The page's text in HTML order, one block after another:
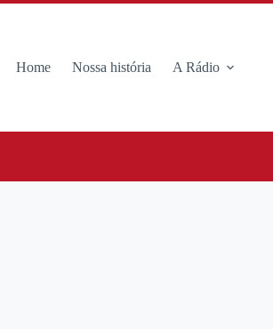
Home Nossa história A Rádio